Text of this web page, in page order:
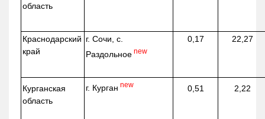
область
Краснодарский
край
г. Сочи, с.
Раздольное new
0,17 22,27
Курганская
область
г. Курган new 0,51 2,22